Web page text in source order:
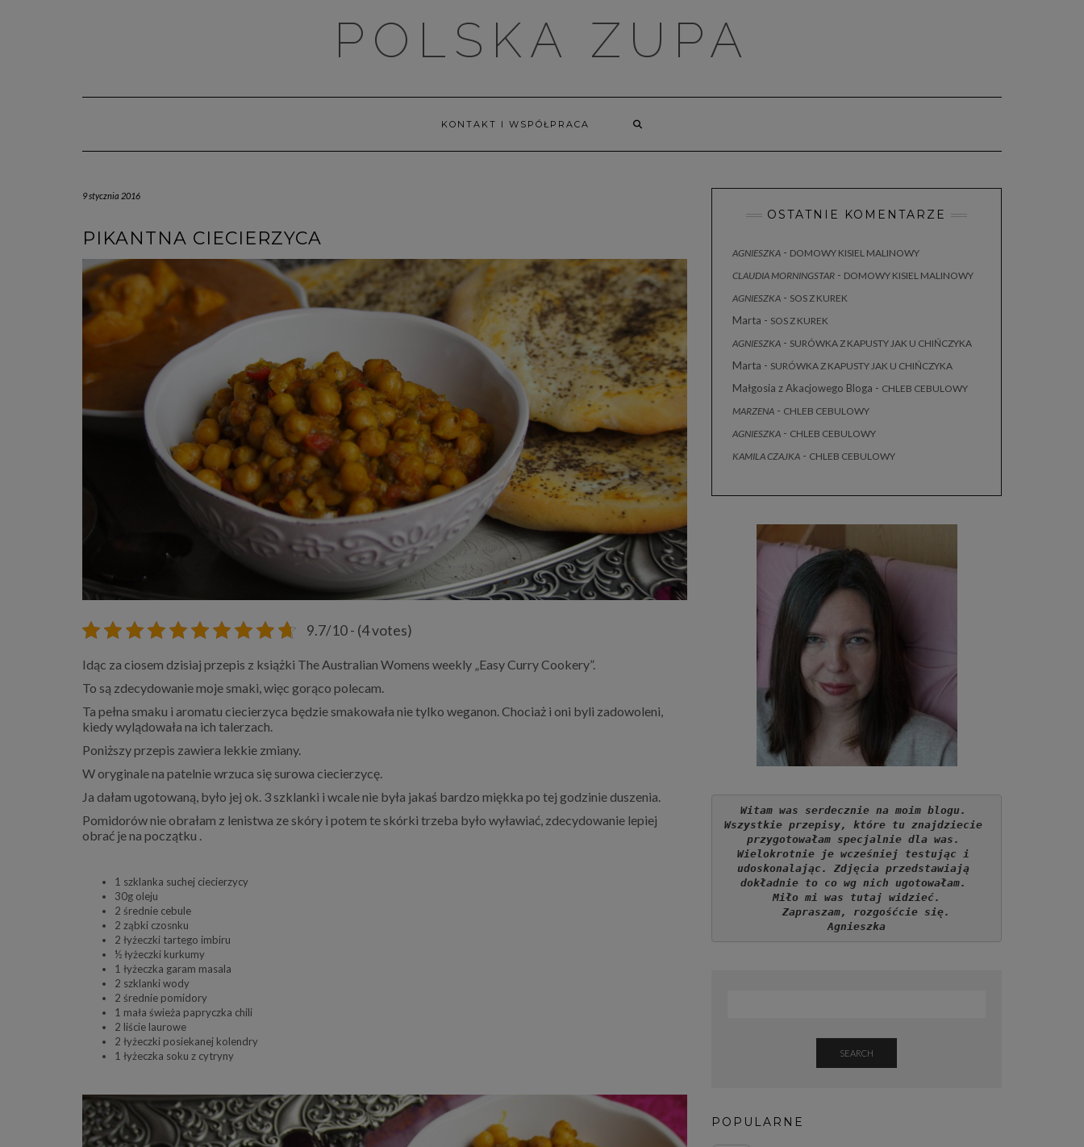
POLSKA ZUPA
KONTAKT I WSPÓŁPRACA
9 stycznia 2016
PIKANTNA CIECIERZYCA
9.7/10 - (4 votes)
Idąc za ciosem dzisiaj przepis z książki The Australian Womens weekly „Easy Curry Cookery”.
To są zdecydowanie moje smaki, więc gorąco polecam.
Ta pełna smaku i aromatu ciecierzyca będzie smakowała nie tylko weganon. Chociaż i oni byli zadowoleni,
kiedy wylądowała na ich talerzach.
Poniższy przepis zawiera lekkie zmiany.
W oryginale na patelnie wrzuca się surowa ciecierzycę.
Ja dałam ugotowaną, było jej ok. 3 szklanki i wcale nie była jakaś bardzo miękka po tej godzinie duszenia.
Pomidorów nie obrałam z lenistwa ze skóry i potem te skórki trzeba było wyławiać, zdecydowanie lepiej
obrać je na początku .
1 szklanka suchej ciecierzycy
30g oleju
2 średnie cebule
2 ząbki czosnku
2 łyżeczki tartego imbiru
½ łyżeczki kurkumy
1 łyżeczka garam masala
2 szklanki wody
2 średnie pomidory
1 mała świeża papryczka chili
2 liście laurowe
2 łyżeczki posiekanej kolendry
1 łyżeczka soku z cytryny
OSTATNIE KOMENTARZE
AGNIESZKA - DOMOWY KISIEL MALINOWY
CLAUDIA MORNINGSTAR - DOMOWY KISIEL MALINOWY
AGNIESZKA - SOS Z KUREK
Marta - SOS Z KUREK
AGNIESZKA - SURÓWKA Z KAPUSTY JAK U CHIŃCZYKA
Marta - SURÓWKA Z KAPUSTY JAK U CHIŃCZYKA
Małgosia z Akacjowego Bloga - CHLEB CEBULOWY
MARZENA - CHLEB CEBULOWY
AGNIESZKA - CHLEB CEBULOWY
KAMILA CZAJKA - CHLEB CEBULOWY
Witam was serdecznie na moim blogu.
Wszystkie przepisy, które tu znajdziecie
przygotowałam specjalnie dla was.
Wielokrotnie je wcześniej testując i
udoskonalając. Zdjęcia przedstawiają
dokładnie to co wg nich ugotowałam.
Miło mi was tutaj widzieć.
   Zapraszam, rozgośćcie się.
Agnieszka
SEARCH
POPULARNE